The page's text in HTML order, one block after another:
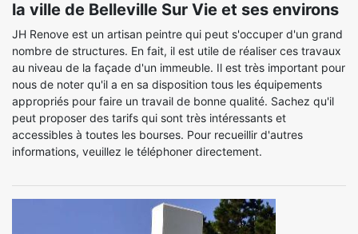
la ville de Belleville Sur Vie et ses environs
JH Renove est un artisan peintre qui peut s'occuper d'un grand
nombre de structures. En fait, il est utile de réaliser ces travaux
au niveau de la façade d'un immeuble. Il est très important pour
nous de noter qu'il a en sa disposition tous les équipements
appropriés pour faire un travail de bonne qualité. Sachez qu'il
peut proposer des tarifs qui sont très intéressants et
accessibles à toutes les bourses. Pour recueillir d'autres
informations, veuillez le téléphoner directement.